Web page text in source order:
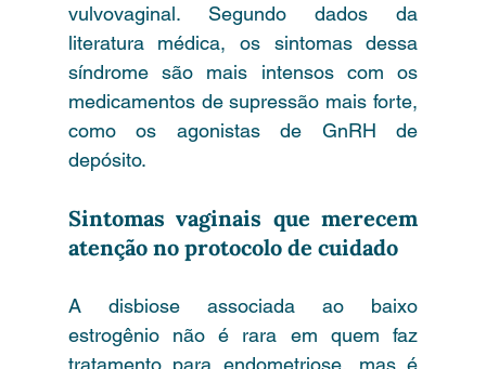
vulvovaginal. Segundo dados da
literatura médica, os sintomas dessa
síndrome são mais intensos com os
medicamentos de supressão mais forte,
como os agonistas de GnRH de
depósito.
Sintomas vaginais que merecem
atenção no protocolo de cuidado
A disbiose associada ao baixo
estrogênio não é rara em quem faz
tratamento para endometriose, mas é